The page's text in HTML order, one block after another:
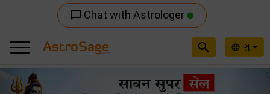
chat_bubble_outline Chat with Astrologer
language ગુ
search
Previous